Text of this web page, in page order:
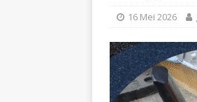
16 Mei 2026